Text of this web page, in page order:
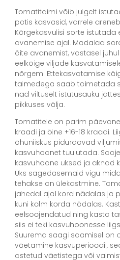
Tomatitaimi võib julgelt
potis kasvasid, varrele
Kõrgekasvulisi sorte istutada
avanemise ajal. Madalad
õite avanemist, vastasel
eelkõige viljade
nõrgem. Ettekasvatamise
taimedega saab toimetada
nad viltuselt istutusauku
pikkuses välja.
Tomatitele on parim
kraadi ja öine +16-18 kraadi.
õhuniiskus pidurdavad
kasvuhoonet tuulutada.
kasvuhoone uksed ja aknad
Üks sagedasemaid vigu
tehakse on ülekastmine.
jahedal ajal kord nädalas ja
kuni kolm korda nädalas.
eelsoojendatud ning kasta
siis ei teki kasvuhoonesse
Suurema saagi saamisel on
väetamine kasvuperioodil,
ostetud väetistega või